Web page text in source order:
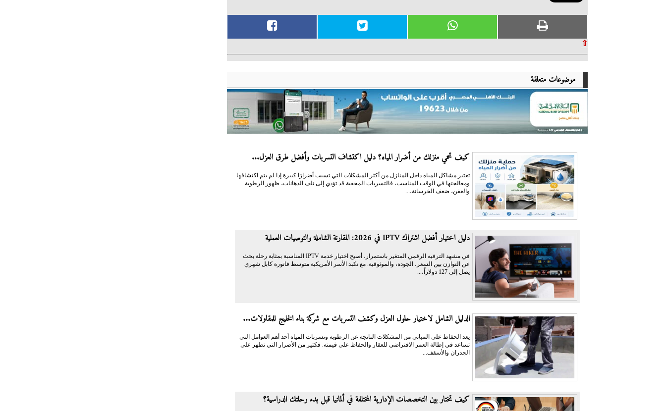
⇧
موضوعات متعلقة
كيف تحمي منزلك من أضرار المياه؟ دليل اكتشاف التسربات وأفضل طرق العزل...
تعتبر مشاكل المياه داخل المنازل من أكثر المشكلات التي تسبب أضرارًا كبيرة إذا لم يتم اكتشافها
ومعالجتها في الوقت المناسب، فالتسربات المخفية قد تؤدي إلى تلف الدهانات، ظهور الرطوبة
والعفن، ضعف الخرسانة،...
دليل اختيار أفضل اشتراك IPTV في 2026: المقارنة الشاملة والتوصيات العملية
في مشهد الترفيه الرقمي المتغير باستمرار، أصبح اختيار خدمة IPTV المناسبة بمثابة رحلة بحث
عن التوازن بين السعر، الجودة، والموثوقية. مع تكبد الأسر الأمريكية متوسط فاتورة كابل شهري
يصل إلى 127 دولاراً،...
الدليل الشامل لاختيار حلول العزل وكشف التسربات مع شركة بناء الخليج للمقاولات...
يعد الحفاظ على المباني من المشكلات الناتجة عن الرطوبة وتسربات المياه أحد أهم العوامل التي
تساعد في إطالة العمر الافتراضي للعقار والحفاظ على قيمته. فكثير من الأضرار التي تظهر على
الجدران والأسقف...
كيف تختار بين التخصصات الإدارية المختلفة في ألمانيا قبل بدء رحلتك الدراسية؟